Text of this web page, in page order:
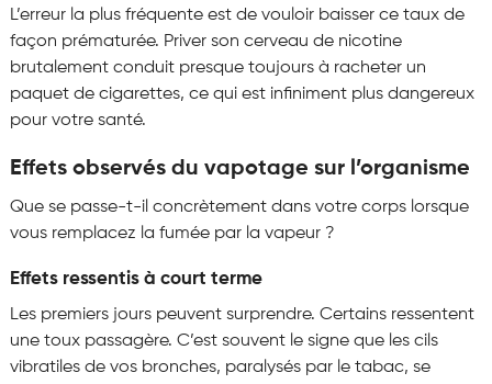
L’erreur la plus fréquente est de vouloir baisser ce taux de
façon prématurée. Priver son cerveau de nicotine
brutalement conduit presque toujours à racheter un
paquet de cigarettes, ce qui est infiniment plus dangereux
pour votre santé.
Effets observés du vapotage sur l’organisme
Que se passe-t-il concrètement dans votre corps lorsque
vous remplacez la fumée par la vapeur ?
Effets ressentis à court terme
Les premiers jours peuvent surprendre. Certains ressentent
une toux passagère. C’est souvent le signe que les cils
vibratiles de vos bronches, paralysés par le tabac, se